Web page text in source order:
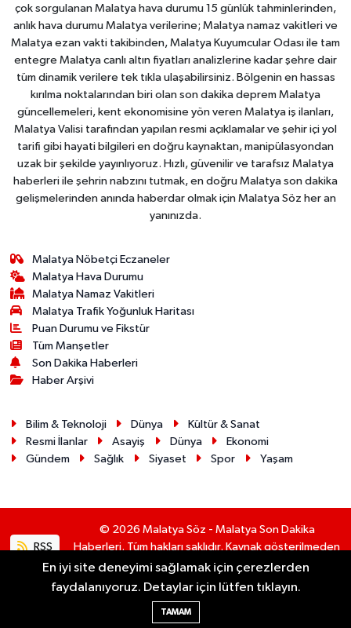
çok sorgulanan Malatya hava durumu 15 günlük tahminlerinden,
anlık hava durumu Malatya verilerine; Malatya namaz vakitleri ve
Malatya ezan vakti takibinden, Malatya Kuyumcular Odası ile tam
entegre Malatya canlı altın fiyatları analizlerine kadar şehre dair
tüm dinamik verilere tek tıkla ulaşabilirsiniz. Bölgenin en hassas
kırılma noktalarından biri olan son dakika deprem Malatya
güncellemeleri, kent ekonomisine yön veren Malatya iş ilanları,
Malatya Valisi tarafından yapılan resmi açıklamalar ve şehir içi yol
tarifi gibi hayati bilgileri en doğru kaynaktan, manipülasyondan
uzak bir şekilde yayınlıyoruz. Hızlı, güvenilir ve tarafsız Malatya
haberleri ile şehrin nabzını tutmak, en doğru Malatya son dakika
gelişmelerinden anında haberdar olmak için Malatya Söz her an
yanınızda.
Malatya Nöbetçi Eczaneler
Malatya Hava Durumu
Malatya Namaz Vakitleri
Malatya Trafik Yoğunluk Haritası
Puan Durumu ve Fikstür
Tüm Manşetler
Son Dakika Haberleri
Haber Arşivi
Bilim & Teknoloji Dünya
Kültür & Sanat
Resmi İlanlar
Asayiş Dünya
Ekonomi
Gündem
Sağlık Siyaset Spor Yaşam
RSS
© 2026 Malatya Söz - Malatya Son Dakika
Haberleri. Tüm hakları saklıdır. Kaynak gösterilmeden
alıntı yapılamaz.
Haber Yazılımı:
En iyi site deneyimi sağlamak için çerezlerden
faydalanıyoruz. Detaylar için lütfen tıklayın.
TAMAM